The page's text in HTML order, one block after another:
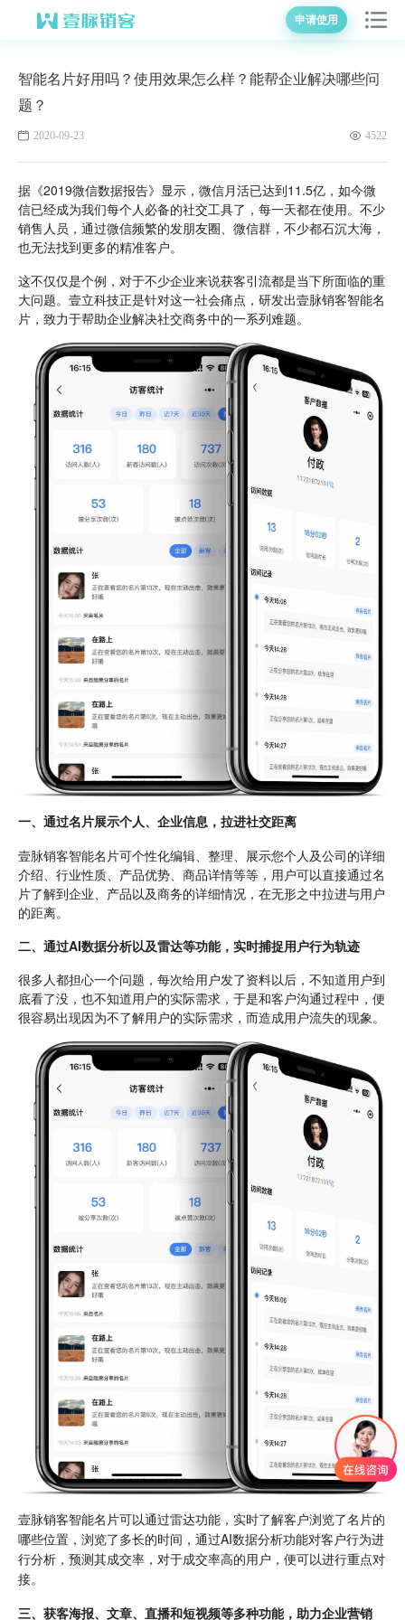
申请使用
智能名片好用吗？使用效果怎么样？能帮企业解决哪些问
题？
2020-09-23 4522
据《2019微信数据报告》显示，微信月活已达到11.5亿，如今微
信已经成为我们每个人必备的社交工具了，每一天都在使用。不少
销售人员，通过微信频繁的发朋友圈、微信群，不少都石沉大海，
也无法找到更多的精准客户。
这不仅仅是个例，对于不少企业来说获客引流都是当下所面临的重
大问题。壹立科技正是针对这一社会痛点，研发出壹脉销客智能名
片，致力于帮助企业解决社交商务中的一系列难题。
一、通过名片展示个人、企业信息， 拉进社交距离
壹脉销客智能名片可个性化编辑、整理、展示您个人及公司的详细
介绍、行业性质、产品优势、商品详情等等，用户可以直接通过名
片了解到企业、产品以及商务的详细情况，在无形之中拉进与用户
的距离。
二、通过AI数据分析以及雷达等功能，实时捕捉用户行为轨迹
很多人都担心一个问题，每次给用户发了资料以后，不知道用户到
底看了没，也不知道用户的实际需求，于是和客户沟通过程中，便
很容易出现因为不了解用户的实际需求，而造成用户流失的现象。
壹脉销客智能名片可以通过雷达功能，实时了解客户浏览了名片的
哪些位置，浏览了多长的时间，通过AI数据分析功能对客户行为进
行分析，预测其成交率，对于成交率高的用户，便可以进行重点对
接。
三、获客海报、文章、直播和短视频等多种功能，助力企业营销